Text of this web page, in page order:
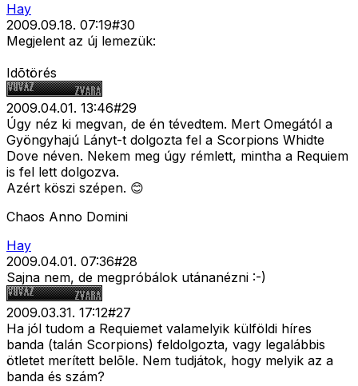
Hay
2009.09.18. 07:19#30
Megjelent az új lemezük:
Idõtörés
2009.04.01. 13:46#29
Úgy néz ki megvan, de én tévedtem. Mert Omegától a
Gyöngyhajú Lányt-t dolgozta fel a Scorpions Whidte
Dove néven. Nekem meg úgy rémlett, mintha a Requiem
is fel lett dolgozva.
Azért köszi szépen. 😊
Chaos Anno Domini
Hay
2009.04.01. 07:36#28
Sajna nem, de megpróbálok utánanézni :-)
2009.03.31. 17:12#27
Ha jól tudom a Requiemet valamelyik külföldi híres
banda (talán Scorpions) feldolgozta, vagy legalábbis
ötletet merített belõle. Nem tudjátok, hogy melyik az a
banda és szám?